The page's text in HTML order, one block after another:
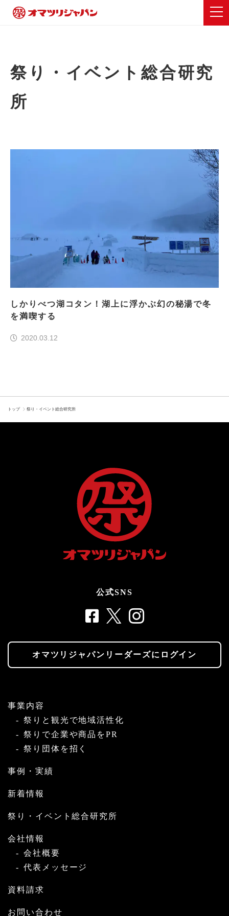
祭り・イベント総合研究
所
しかりべつ湖コタン！湖上に浮かぶ幻の秘湯で冬
を満喫する
2020.03.12
トップ 祭り・イベント総合研究所
公式SNS
オマツリジャパンリーダーズにログイン
事業内容
祭りと観光で地域活性化
祭りで企業や商品をPR
祭り団体を招く
事例・実績
新着情報
祭り・イベント総合研究所
会社情報
会社概要
代表メッセージ
資料請求
お問い合わせ